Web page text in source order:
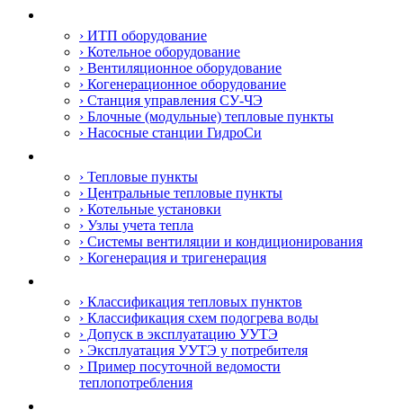
› ИТП оборудование
› Котельное оборудование
› Вентиляционное оборудование
› Когенерационное оборудование
› Станция управления СУ-ЧЭ
› Блочные (модульные) тепловые пункты
› Насосные станции ГидроСи
› Тепловые пункты
› Центральные тепловые пункты
› Котельные установки
› Узлы учета тепла
› Системы вентиляции и кондиционирования
› Когенерация и тригенерация
› Классификация тепловых пунктов
› Классификация схем подогрева воды
› Допуск в эксплуатацию УУТЭ
› Эксплуатация УУТЭ у потребителя
› Пример посуточной ведомости
теплопотребления